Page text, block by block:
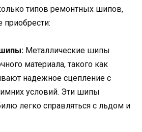
типов ремонтных шипов,
Металлические шипы
материала, такого как
надежное сцепление с
условий. Эти шипы
легко справляться с льдом и